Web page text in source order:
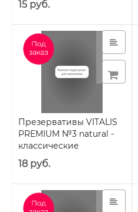
15 руб.
Презервативы VITALIS
PREMIUM №3 natural -
классические
18 руб.